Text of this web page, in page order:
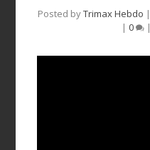
Posted byTrimax Hebdo |
| 0 |